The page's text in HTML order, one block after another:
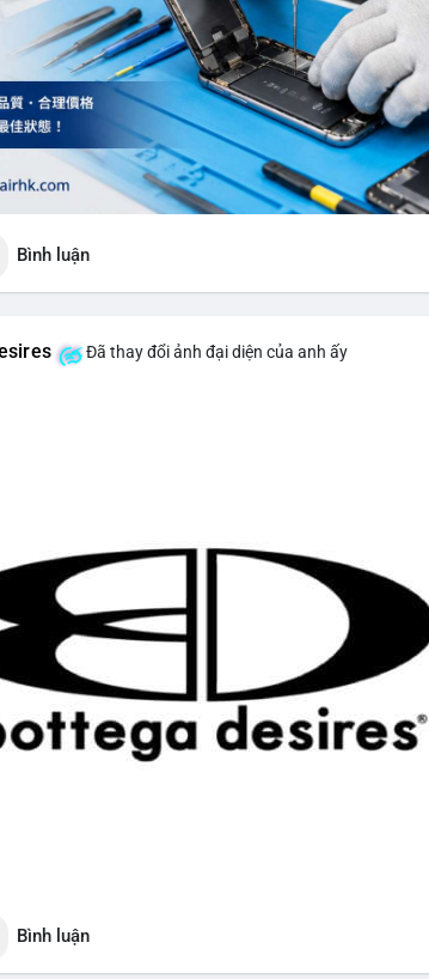
Bình luận
Đã thay đổi ảnh đại diện của anh ấy
Bình luận